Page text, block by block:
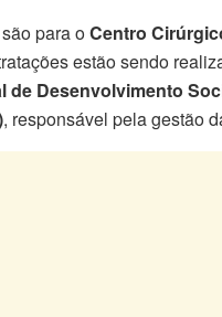
para oCentro
estão sendo
de Desenvolvimento
, responsável pela gestão